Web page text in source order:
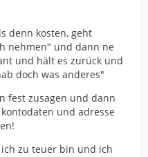
denn kosten, geht
nehmen" und dann ne
und hält es zurück und
doch was anderes"
fest zusagen und dann
und adresse
zu teuer bin und ich